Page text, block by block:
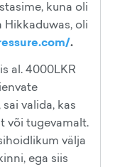
kuna oli
Hikkaduwas, oli
.
al. 4000LKR
valida, kas
või tugevamalt.
välja
ega siis